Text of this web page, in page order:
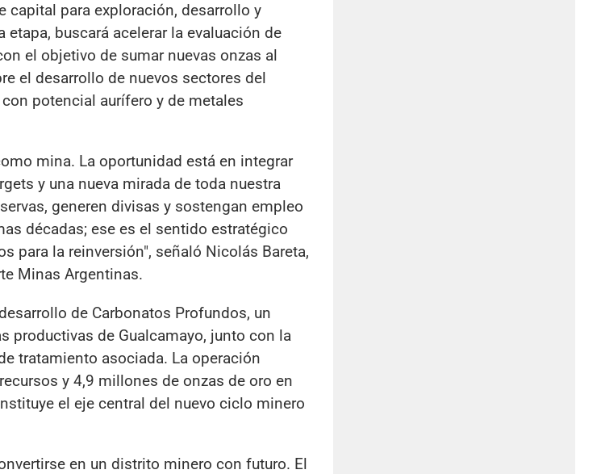
capital para exploración, desarrollo y
buscará acelerar la evaluación de
el objetivo de sumar nuevas onzas al
el desarrollo de nuevos sectores del
potencial aurífero y de metales
mina. La oportunidad está en integrar
y una nueva mirada de toda nuestra
generen divisas y sostengan empleo
décadas; ese es el sentido estratégico
para la reinversión", señaló Nicolás Bareta,
Minas Argentinas.
de Carbonatos Profundos, un
productivas de Gualcamayo, junto con la
tratamiento asociada. La operación
y 4,9 millones de onzas de oro en
el eje central del nuevo ciclo minero
en un distrito minero con futuro. El